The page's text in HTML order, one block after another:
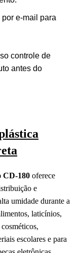
e-mail para
controle de
antes do
CD-180 oferece
e
umidade durante a
laticínios,
escolares e para